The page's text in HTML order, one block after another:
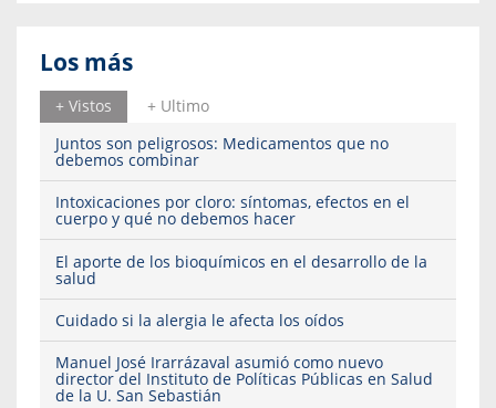
Los más
+ Vistos
+ Ultimo
Juntos son peligrosos: Medicamentos que no
debemos combinar
Intoxicaciones por cloro: síntomas, efectos en el
cuerpo y qué no debemos hacer
El aporte de los bioquímicos en el desarrollo de la
salud
Cuidado si la alergia le afecta los oídos
Manuel José Irarrázaval asumió como nuevo
director del Instituto de Políticas Públicas en Salud
de la U. San Sebastián